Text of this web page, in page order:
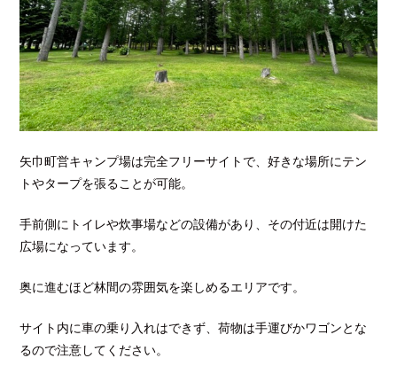
矢巾町営キャンプ場は完全フリーサイトで、好きな場所にテン
トやタープを張ることが可能。
手前側にトイレや炊事場などの設備があり、その付近は開けた
広場になっています。
奥に進むほど林間の雰囲気を楽しめるエリアです。
サイト内に車の乗り入れはできず、荷物は手運びかワゴンとな
るので注意してください。